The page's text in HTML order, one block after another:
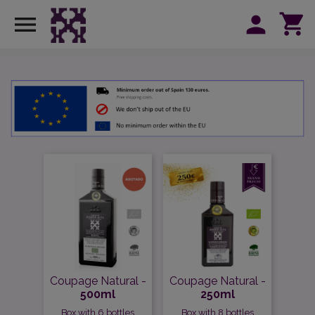
 shopping_cart
person
Coupage Natural -
500ml
Box with 6 bottles
Coupage Natural -
250ml
Box with 8 bottles